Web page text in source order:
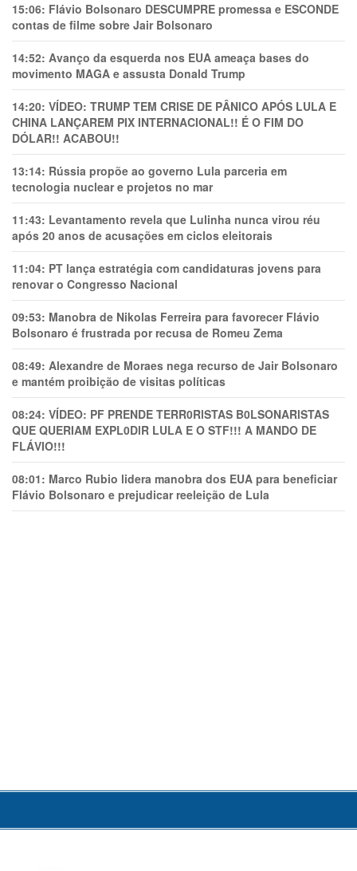
15:06: Flávio Bolsonaro DESCUMPRE promessa e ESCONDE
contas de filme sobre Jair Bolsonaro
14:52: Avanço da esquerda nos EUA ameaça bases do
movimento MAGA e assusta Donald Trump
14:20: VÍDEO: TRUMP TEM CRlSE DE PÂNlCO APÓS LULA E
CHINA LANÇAREM PIX INTERNACIONAL!! É O FIM DO
DÓLAR!! ACABOU!!
13:14: Rússia propõe ao governo Lula parceria em
tecnologia nuclear e projetos no mar
11:43: Levantamento revela que Lulinha nunca virou réu
após 20 anos de acusações em ciclos eleitorais
11:04: PT lança estratégia com candidaturas jovens para
renovar o Congresso Nacional
09:53: Manobra de Nikolas Ferreira para favorecer Flávio
Bolsonaro é frustrada por recusa de Romeu Zema
08:49: Alexandre de Moraes nega recurso de Jair Bolsonaro
e mantém proibição de visitas políticas
08:24: VÍDEO: PF PRENDE TERR0RlSTAS B0LSONARlSTAS
QUE QUERIAM EXPL0DlR LULA E O STF!!! A MANDO DE
FLÁVIO!!!
08:01: Marco Rubio lidera manobra dos EUA para beneficiar
Flávio Bolsonaro e prejudicar reeleição de Lula